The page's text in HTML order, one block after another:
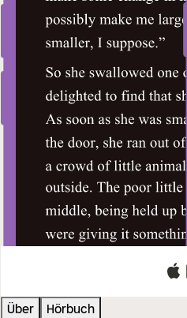
Über
Hörbuch